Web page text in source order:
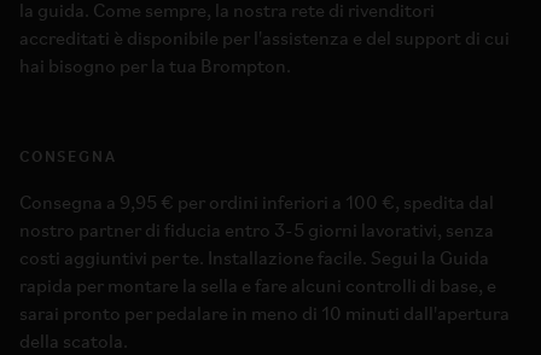
la guida. Come sempre, la nostra rete di rivenditori
accreditati è disponibile per l'assistenza e del support di cui
hai bisogno per la tua Brompton.
CONSEGNA
Consegna a 9,95 € per ordini inferiori a 100 €, spedita dal
nostro partner di fiducia entro 3-5 giorni lavorativi, senza
costi aggiuntivi per te. Installazione facile. Segui la Guida
rapida per montare la sella e fare alcuni controlli di base, e
sarai pronto per pedalare in meno di 10 minuti dall'apertura
della scatola.